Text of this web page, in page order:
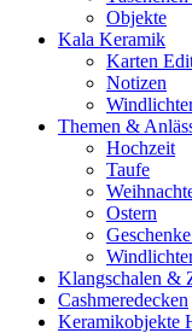
Objekte
Kala Keramik
Karten
Notizen
Themen &
Hochzeit
Taufe
Ostern
Klangschalen &
Cashmeredecken
Keramikobjekte